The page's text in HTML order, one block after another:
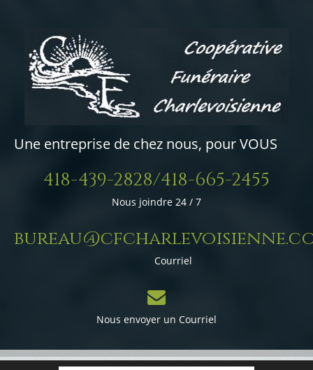
Une entreprise de chez nous, pour VOUS
418-439-2828/418-665-2455
Nous joindre 24 / 7
Courriel
Nous envoyer un Courriel